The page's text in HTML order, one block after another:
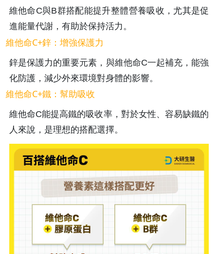
維他命C與B群搭配能提升整體營養吸收，尤其是促
進能量代謝，有助於保持活力。
維他命C+鋅：增強保護力
鋅是保護力的重要元素，與維他命C一起補充，能強
化防護，減少外來環境對身體的影響。
維他命C+鐵：幫助吸收
維他命C能提高鐵的吸收率，對於女性、容易缺鐵的
人來說，是理想的搭配選擇。